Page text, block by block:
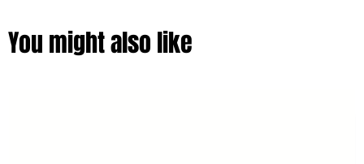
You might also like